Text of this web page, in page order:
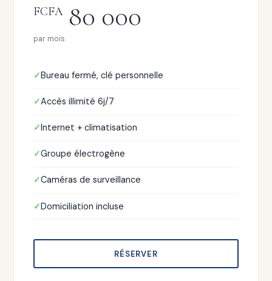
FCFA80 000
par mois
Bureau fermé, clé personnelle
Accès illimité 6j/7
Internet + climatisation
Groupe électrogène
Caméras de surveillance
Domiciliation incluse
RÉSERVER